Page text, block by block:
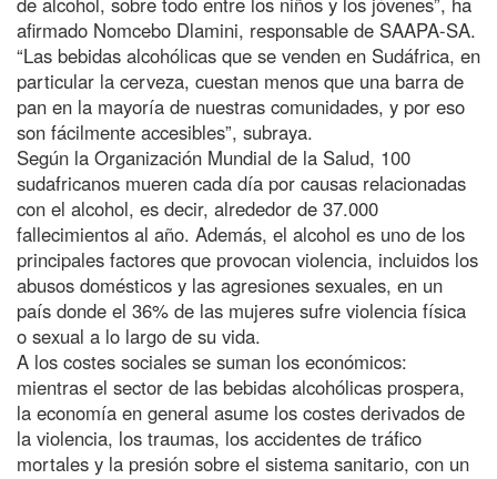
afirmado Nomcebo Dlamini, responsable de SAAPA-SA.
“Las bebidas alcohólicas que se venden en Sudáfrica, en
particular la cerveza, cuestan menos que una barra de
pan en la mayoría de nuestras comunidades, y por eso
son fácilmente accesibles”, subraya.
Según la Organización Mundial de la Salud, 100
sudafricanos mueren cada día por causas relacionadas
con el alcohol, es decir, alrededor de 37.000
fallecimientos al año. Además, el alcohol es uno de los
principales factores que provocan violencia, incluidos los
abusos domésticos y las agresiones sexuales, en un
país donde el 36% de las mujeres sufre violencia física
o sexual a lo largo de su vida.
A los costes sociales se suman los económicos:
mientras el sector de las bebidas alcohólicas prospera,
la economía en general asume los costes derivados de
la violencia, los traumas, los accidentes de tráfico
mortales y la presión sobre el sistema sanitario, con un